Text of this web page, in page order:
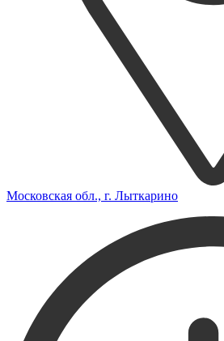
Московская обл., г. Лыткарино